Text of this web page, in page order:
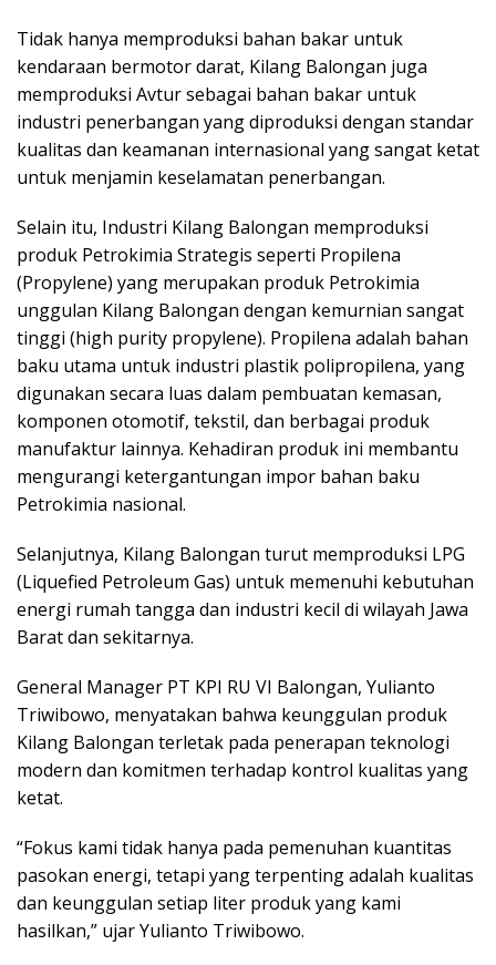
Tidak hanya memproduksi bahan bakar untuk
kendaraan bermotor darat, Kilang Balongan juga
memproduksi Avtur sebagai bahan bakar untuk
industri penerbangan yang diproduksi dengan standar
kualitas dan keamanan internasional yang sangat ketat
untuk menjamin keselamatan penerbangan.
Selain itu, Industri Kilang Balongan memproduksi
produk Petrokimia Strategis seperti Propilena
(Propylene) yang merupakan produk Petrokimia
unggulan Kilang Balongan dengan kemurnian sangat
tinggi (high purity propylene). Propilena adalah bahan
baku utama untuk industri plastik polipropilena, yang
digunakan secara luas dalam pembuatan kemasan,
komponen otomotif, tekstil, dan berbagai produk
manufaktur lainnya. Kehadiran produk ini membantu
mengurangi ketergantungan impor bahan baku
Petrokimia nasional.
Selanjutnya, Kilang Balongan turut memproduksi LPG
(Liquefied Petroleum Gas) untuk memenuhi kebutuhan
energi rumah tangga dan industri kecil di wilayah Jawa
Barat dan sekitarnya.
General Manager PT KPI RU VI Balongan, Yulianto
Triwibowo, menyatakan bahwa keunggulan produk
Kilang Balongan terletak pada penerapan teknologi
modern dan komitmen terhadap kontrol kualitas yang
ketat.
“Fokus kami tidak hanya pada pemenuhan kuantitas
pasokan energi, tetapi yang terpenting adalah kualitas
dan keunggulan setiap liter produk yang kami
hasilkan,” ujar Yulianto Triwibowo.